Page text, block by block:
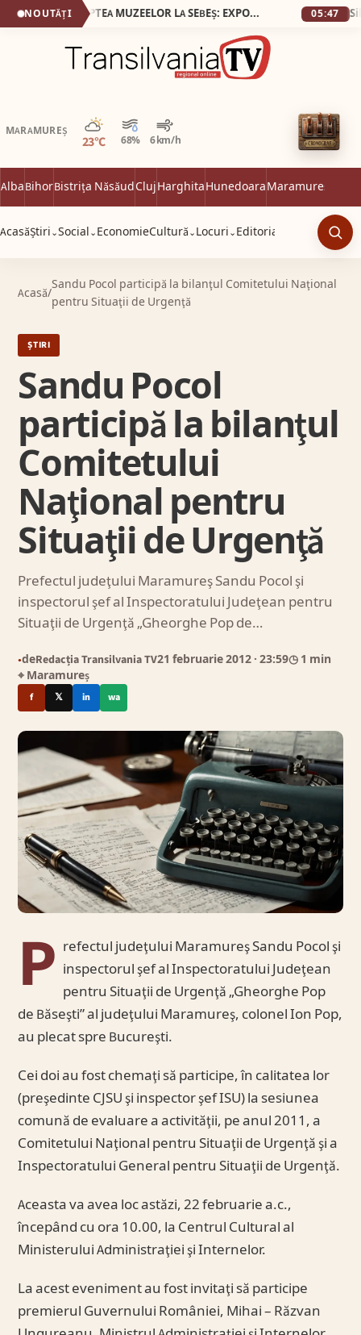
NOUTĂȚI 23 MAI 2026, NOAPTEA MUZEELOR LA SEBEȘ: EXPOZIȚII, ARTĂ ȘI SURPRIZE PENTRU VIZITATORI 05:47
MARAMUREȘ
23°C 68% 6 km/h
Parțial noros
AlbaBihorBistrița NăsăudClujHarghitaHunedoaraMaramureș
AcasăȘtiri ⌄Social ⌄ EconomieCultură ⌄ Locuri ⌄ Editorial
Acasă/
Sandu Pocol participă la bilanţul Comitetului Naţional
pentru Situaţii de Urgenţă
ȘTIRI
Sandu Pocol
participă la bilanţul
Comitetului
Naţional pentru
Situaţii de Urgenţă
Prefectul judeţului Maramureş Sandu Pocol şi
inspectorul şef al Inspectoratului Judeţean pentru
Situaţii de Urgenţă „Gheorghe Pop de…
●deRedacția Transilvania TV21 februarie 2012 · 23:59◷ 1 min
⌖ Maramureș
f 𝕏 in wa
P refectul judeţului Maramureş Sandu Pocol şi
inspectorul şef al Inspectoratului Judeţean
pentru Situaţii de Urgenţă „Gheorghe Pop
de Băseşti” al judeţului Maramureş, colonel Ion Pop,
au plecat spre Bucureşti.
Cei doi au fost chemaţi să participe, în calitatea lor
(preşedinte CJSU şi inspector şef ISU) la sesiunea
comună de evaluare a activităţii, pe anul 2011, a
Comitetului Naţional pentru Situaţii de Urgenţă şi a
Inspectoratului General pentru Situaţii de Urgenţă.
Aceasta va avea loc astăzi, 22 februarie a.c.,
începând cu ora 10.00, la Centrul Cultural al
Ministerului Administraţiei şi Internelor.
La acest eveniment au fost invitaţi să participe
premierul Guvernului României, Mihai – Răzvan